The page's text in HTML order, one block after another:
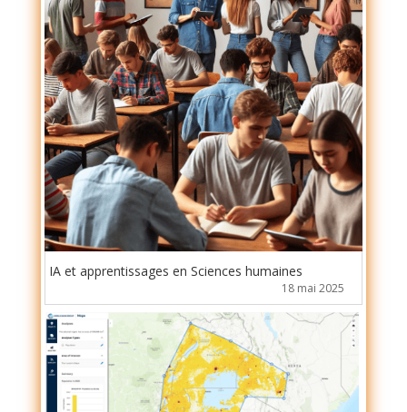
IA et apprentissages en Sciences humaines
18 mai 2025